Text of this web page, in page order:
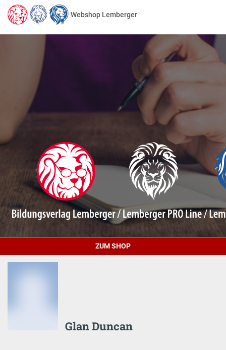
Webshop Lemberger
ZUM SHOP
Glan Duncan